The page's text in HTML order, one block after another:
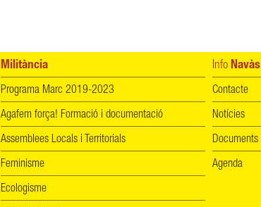
Militància
Programa Marc 2019-2023
Agafem força! Formació i documentació
Assemblees Locals i Territorials
Feminisme
Ecologisme
Info Navàs
Contacte
Notícies
Documents
Agenda